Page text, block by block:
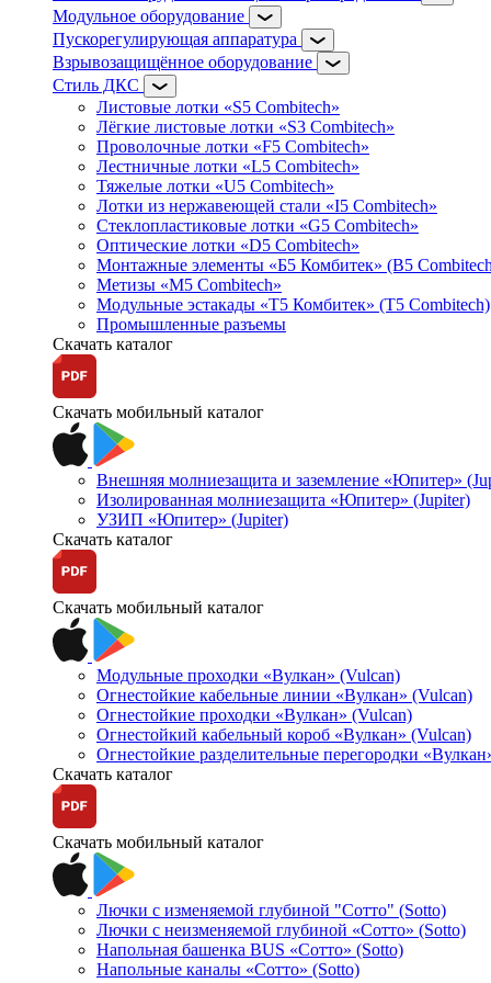
Модульное оборудование
Пускорегулирующая аппаратура
Взрывозащищённое оборудование
Стиль ДКС
Листовые лотки «S5 Combitech»
Лёгкие листовые лотки «S3 Combitech»
Проволочные лотки «F5 Combitech»
Лестничные лотки «L5 Combitech»
Тяжелые лотки «U5 Combitech»
Лотки из нержавеющей стали «I5 Combitech»
Стеклопластиковые лотки «G5 Combitech»
Оптические лотки «D5 Combitech»
Монтажные элементы «Б5 Комбитек» (B5
Метизы «M5 Combitech»
Модульные эстакады «Т5 Комбитек» (T5 Combitech)
Промышленные разъемы
Скачать каталог
Скачать мобильный каталог
Внешняя молниезащита и заземление «Юпитер»
Изолированная молниезащита «Юпитер» (Jupiter)
УЗИП «Юпитер» (Jupiter)
Скачать каталог
Скачать мобильный каталог
Модульные проходки «Вулкан» (Vulcan)
Огнестойкие кабельные линии «Вулкан» (Vulcan)
Огнестойкие проходки «Вулкан» (Vulcan)
Огнестойкий кабельный короб «Вулкан» (Vulcan)
Огнестойкие разделительные перегородки
Скачать каталог
Скачать мобильный каталог
Лючки с изменяемой глубиной "Сотто" (Sotto)
Лючки с неизменяемой глубиной «Сотто» (Sotto)
Напольная башенка BUS «Сотто» (Sotto)
Напольные каналы «Сотто» (Sotto)